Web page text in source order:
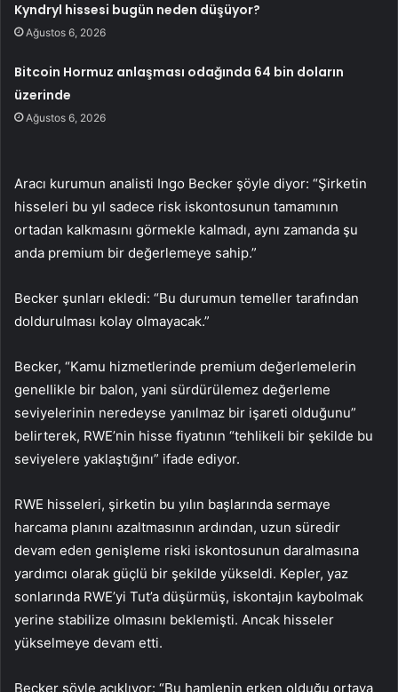
Kyndryl hissesi bugün neden düşüyor?
Ağustos 6, 2026
Bitcoin Hormuz anlaşması odağında 64 bin doların
üzerinde
Ağustos 6, 2026
Aracı kurumun analisti Ingo Becker şöyle diyor: “Şirketin
hisseleri bu yıl sadece risk iskontosunun tamamının
ortadan kalkmasını görmekle kalmadı, aynı zamanda şu
anda premium bir değerlemeye sahip.”
Becker şunları ekledi: “Bu durumun temeller tarafından
doldurulması kolay olmayacak.”
Becker, “Kamu hizmetlerinde premium değerlemelerin
genellikle bir balon, yani sürdürülemez değerleme
seviyelerinin neredeyse yanılmaz bir işareti olduğunu”
belirterek, RWE’nin hisse fiyatının “tehlikeli bir şekilde bu
seviyelere yaklaştığını” ifade ediyor.
RWE hisseleri, şirketin bu yılın başlarında sermaye
harcama planını azaltmasının ardından, uzun süredir
devam eden genişleme riski iskontosunun daralmasına
yardımcı olarak güçlü bir şekilde yükseldi. Kepler, yaz
sonlarında RWE’yi Tut’a düşürmüş, iskontajın kaybolmak
yerine stabilize olmasını beklemişti. Ancak hisseler
yükselmeye devam etti.
Becker şöyle açıklıyor: “Bu hamlenin erken olduğu ortaya